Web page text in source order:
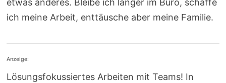
etwas anderes. Bleibe ich länger im Büro, schaffe
ich meine Arbeit, enttäusche aber meine Familie.
Anzeige:
Lösungsfokussiertes Arbeiten mit Teams! In